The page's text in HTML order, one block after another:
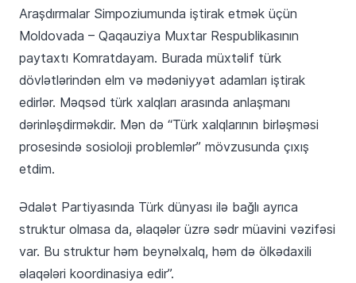
Araşdırmalar Simpoziumunda iştirak etmək üçün
Moldovada – Qaqauziya Muxtar Respublikasının
paytaxtı Komratdayam. Burada müxtəlif türk
dövlətlərindən elm və mədəniyyət adamları iştirak
edirlər. Məqsəd türk xalqları arasında anlaşmanı
dərinləşdirməkdir. Mən də “Türk xalqlarının birləşməsi
prosesində sosioloji problemlər” mövzusunda çıxış
etdim.
Ədalət Partiyasında Türk dünyası ilə bağlı ayrıca
struktur olmasa da, əlaqələr üzrə sədr müavini vəzifəsi
var. Bu struktur həm beynəlxalq, həm də ölkədaxili
əlaqələri koordinasiya edir”.